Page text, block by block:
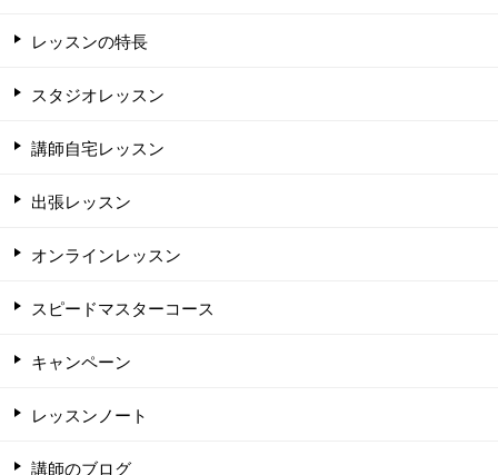
レッスンの特長
スタジオレッスン
講師自宅レッスン
出張レッスン
オンラインレッスン
スピードマスターコース
キャンペーン
レッスンノート
講師のブログ